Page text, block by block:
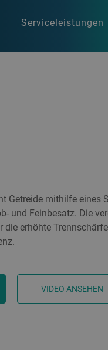
Serviceleistungen
Getreide mithilfe eines
und Feinbesatz. Die
erhöhte
VIDEO ANSEHEN